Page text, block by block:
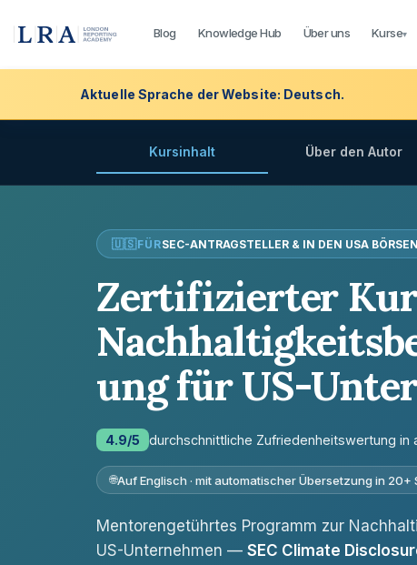
Aktuelle Sprache der Website: Deutsch.
Blog Knowledge Hub Über uns Kurse▾
Kursinhalt Über den Autor
FÜRSEC-ANTRAGSTELLER & IN DEN USA
Zertifizierter
ung für US-
4.9/5 durchschnittliche Zufriedenheitswertung in
Auf Englisch · mit automatischer Übersetzung in 20+
Mentorengetührtes Programm zur
US-Unternehmen — SEC Climate